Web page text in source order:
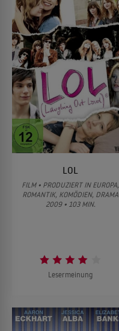
LOL
FILM • PRODUZIERT IN EUROPA,
ROMANTIK, KOMÖDIEN, DRAMA
2009 • 103 MIN.
Lesermeinung